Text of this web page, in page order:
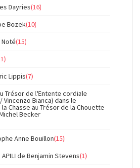
Dayries(16)
Bozek(10)
Noté(15)
Lippis(7)
Trésor de l'Entente cordiale
Vincenzo Bianca) dans le
Chasse au Trésor de la Chouette
Becker
Anne Bouillon(15)
de Benjamin Stevens(1)